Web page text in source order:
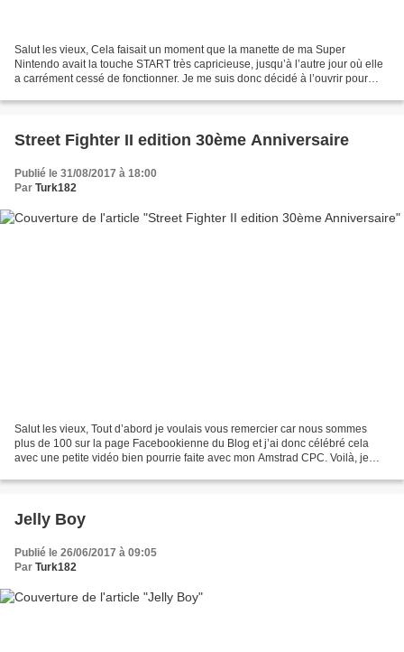
Salut les vieux, Cela faisait un moment que la manette de ma Super
Nintendo avait la touche START très capricieuse, jusqu’à l’autre jour où elle
a carrément cessé de fonctionner. Je me suis donc décidé à l’ouvrir pour
Street Fighter II edition 30ème Anniversaire
Publié le 31/08/2017 à 18:00
Par Turk182
Salut les vieux, Tout d’abord je voulais vous remercier car nous sommes
plus de 100 sur la page Facebookienne du Blog et j’ai donc célébré cela
avec une petite vidéo bien pourrie faite avec mon Amstrad CPC. Voilà, je
Jelly Boy
Publié le 26/06/2017 à 09:05
Par Turk182